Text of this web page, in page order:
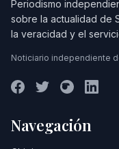
Periodismo
sobre la actualidad de
la veracidad y el
Noticiario independiente
Navegación